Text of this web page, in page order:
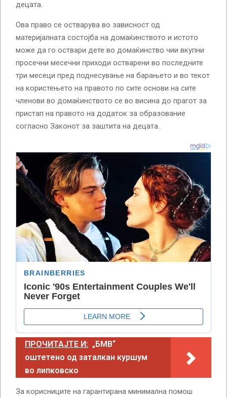
децата.
Ова право се остварува во зависност од
материјалната состојба на домаќинството и истото
може да го оствари дете во домаќинство чии вкупни
просечни месечни приходи остварени во последните
три месеци пред поднесување на барањето и во текот
на користењето на правото по сите основи на сите
членови во домаќинството се во висина до прагот за
пристап на правото на додаток за образование
согласно Законот за заштита на децата.
ПРОЧИТАЈТЕ И: „БМВ“
оштетено од заталкан куршум
во липковско
За корисниците на гарантирана минимална помош